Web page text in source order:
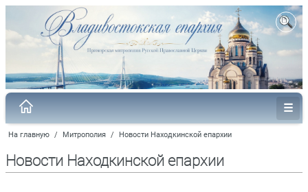
На главную / Митрополия / Новости Находкинской епархии
Новости Находкинской епархии